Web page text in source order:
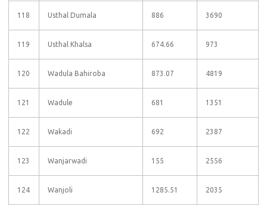
118 Usthal Dumala 886 3690
119 Usthal Khalsa 674.66 973
120 Wadula Bahiroba 873.07 4819
121 Wadule 681 1351
122 Wakadi 692 2387
123 Wanjarwadi 155 2556
124 Wanjoli 1285.51 2035